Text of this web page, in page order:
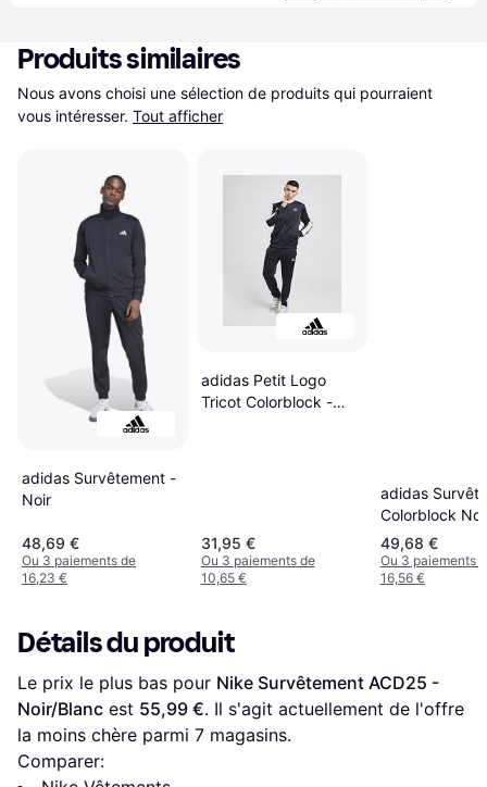
Produits similaires
Nous avons choisi une sélection de produits qui pourraient
vous intéresser. Tout afficher
adidas Survêtement -
Noir
48,69 €
Ou 3 paiements de
16,23 €
adidas Petit Logo
Tricot Colorblock -
31,95 €
Ou 3 paiements de
10,65 €
adidas
Colorblock
Blanc
49,68 €
Ou 3 paiements
16,56 €
Détails du produit
Le prix le plus bas pour Nike Survêtement ACD25 -
Noir/Blanc est 55,99 €. Il s'agit actuellement de l'offre
la moins chère parmi 7 magasins.
Comparer: